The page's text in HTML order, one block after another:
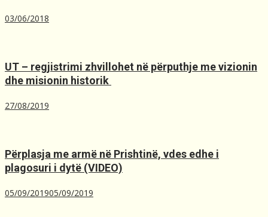
03/06/2018
UT – regjistrimi zhvillohet në përputhje me vizionin
dhe misionin historik ️
27/08/2019
Përplasja me armë në Prishtinë, ​vdes edhe i
plagosuri i dytë (VIDEO)
05/09/201905/09/2019